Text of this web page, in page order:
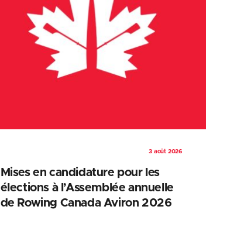
3 août 2026
Mises en candidature pour les
élections à l’Assemblée annuelle
de Rowing Canada Aviron 2026